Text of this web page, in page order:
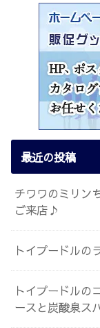
最近の投稿
チワワのミリン
ご来店♪
トイプードルの
トイプードルの
ースと炭酸泉ス